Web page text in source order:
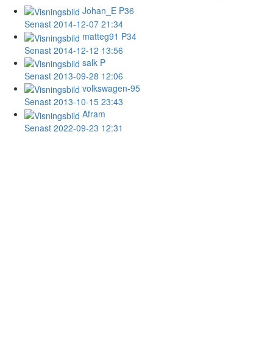
Johan_E P36
Senast 2014-12-07 21:34
matteg91 P34
Senast 2014-12-12 13:56
salk P
Senast 2013-09-28 12:06
volkswagen-95
Senast 2013-10-15 23:43
Afram
Senast 2022-09-23 12:31